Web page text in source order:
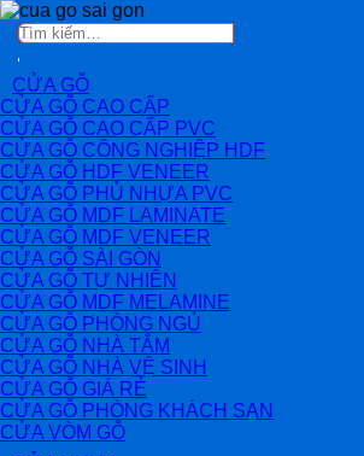
Tìm
CỬA GỖ
CỬA GỖ CAO CẤP
CỬA GỖ CAO CẤP PVC
CỬA GỖ CÔNG NGHIỆP HDF
CỬA GỖ HDF VENEER
CỬA GỖ PHỦ NHỰA PVC
CỬA GỖ MDF LAMINATE
CỬA GỖ MDF VENEER
CỬA GỖ SÀI GÒN
CỬA GỖ TỰ NHIÊN
CỬA GỖ MDF MELAMINE
CỬA GỖ PHÒNG NGỦ
CỬA GỖ NHÀ TẮM
CỬA GỖ NHÀ VỆ SINH
CỬA GỖ GIÁ RẺ
CỬA GỖ PHÒNG KHÁCH SẠN
CỬA VÒM GỖ